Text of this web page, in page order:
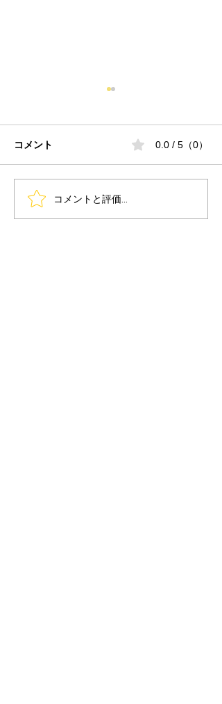
Sonic Mighty Revoを開
封する
コメント 0.0 / 5（0）
コメントと評価...